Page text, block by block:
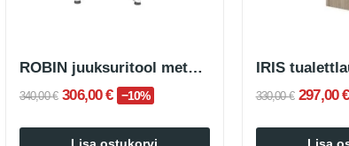
ROBIN juuksuritool metallik tähekujulise alusega
340,00 € 306,00 € −10%
Lisa ostukorvi
IRIS
330,00 € 297,00 €
Lisa